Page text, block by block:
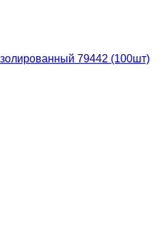
79442 (100шт)